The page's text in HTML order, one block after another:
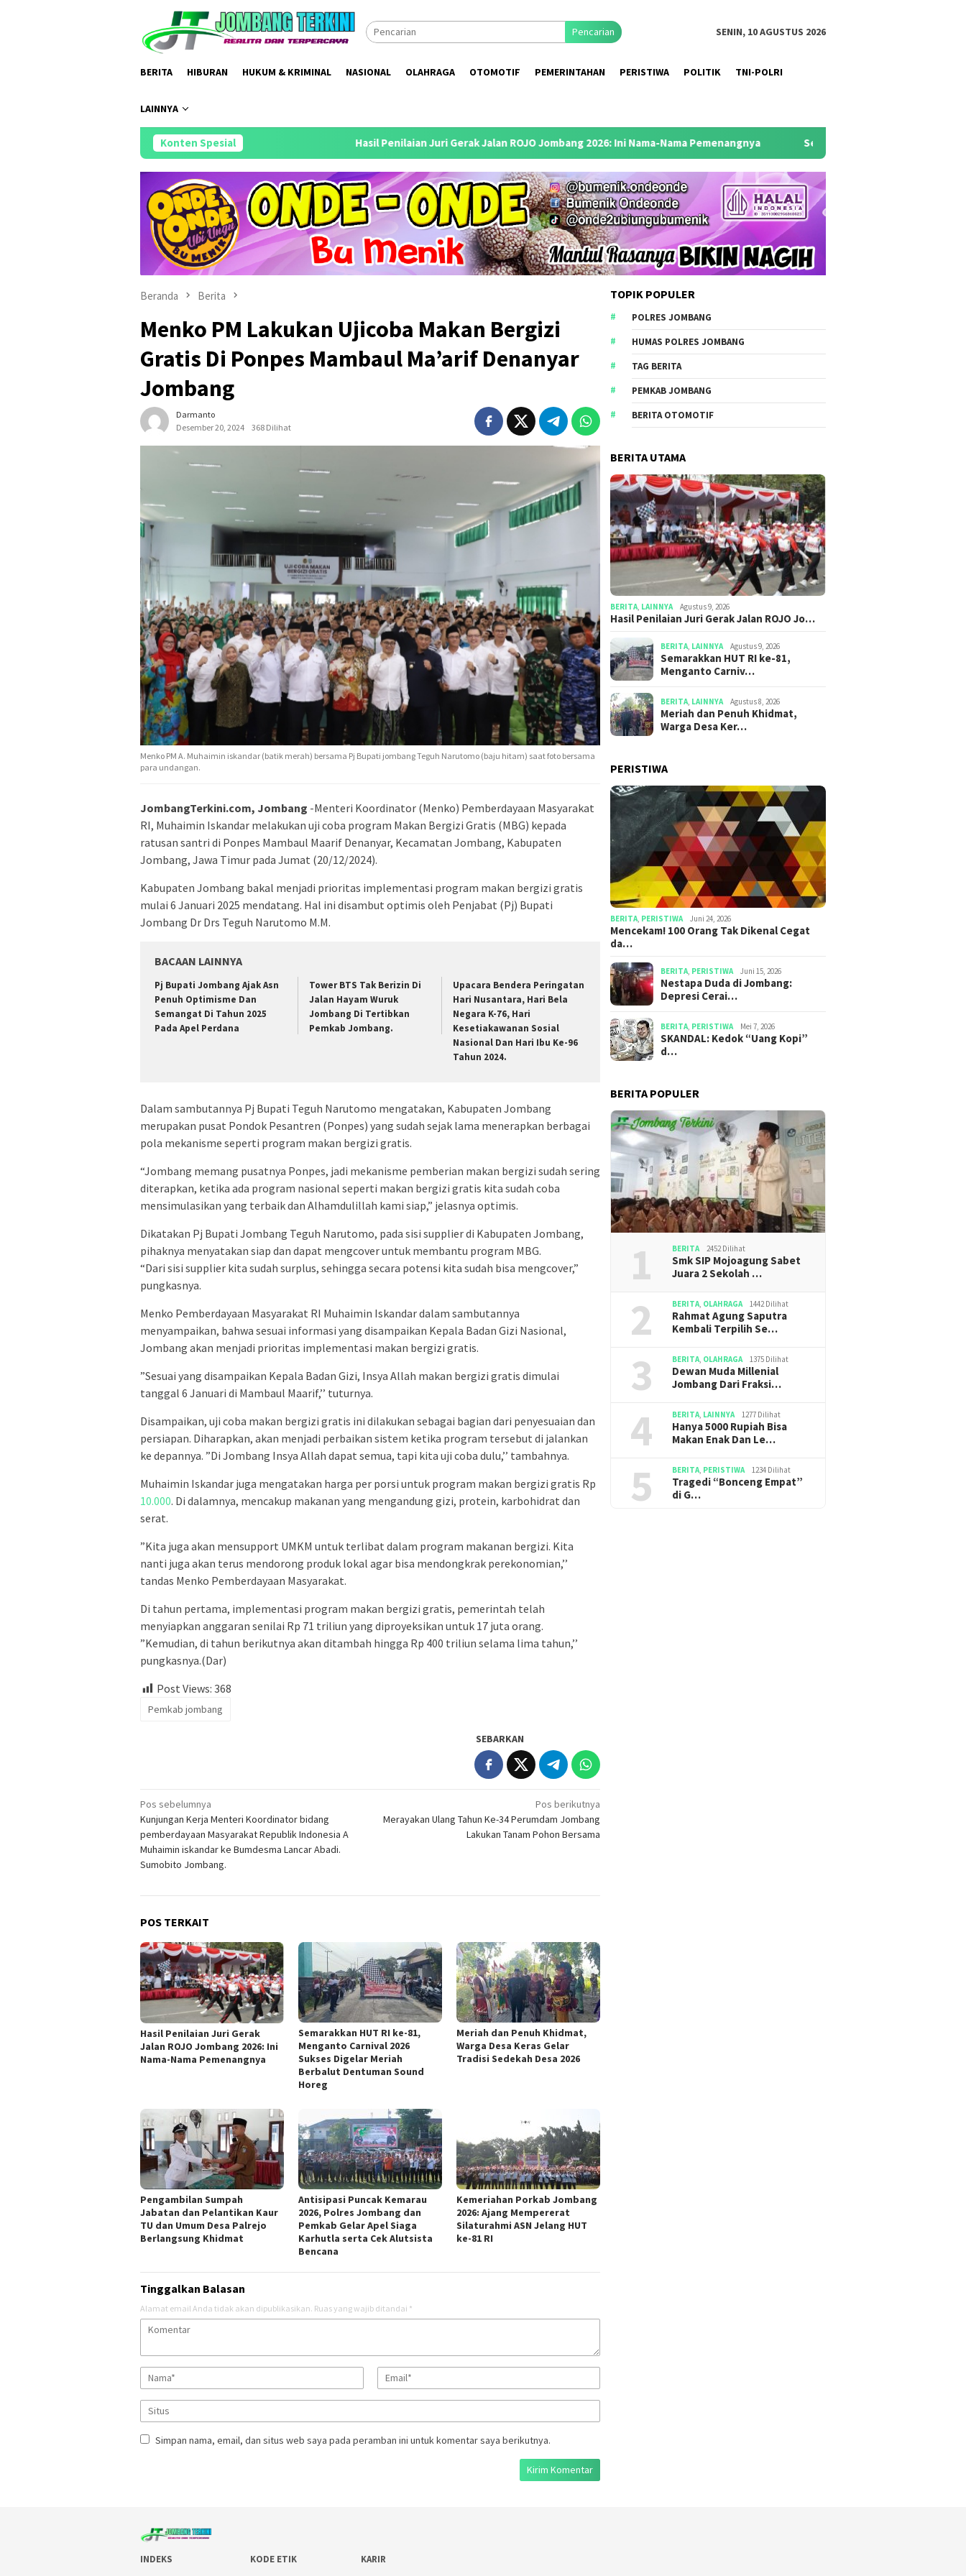
Pencarian SENIN, 10 AGUSTUS 2026
BERITA HIBURAN HUKUM & KRIMINAL NASIONAL OLAHRAGA OTOMOTIF PEMERINTAHAN PERISTIWA POLITIK TNI-POLRI
LAINNYA
Konten Spesial Hasil Penilaian Juri Gerak Jalan ROJO Jombang 2026: Ini Nama-Nama Pemenangnya Semarakkan HUT RI ke-81, Menganto Carnival
Beranda Berita
Menko PM Lakukan Ujicoba Makan Bergizi
Gratis Di Ponpes Mambaul Ma’arif Denanyar
Jombang
Darmanto
Desember 20, 2024
368 Dilihat
Menko PM A. Muhaimin iskandar (batik merah) bersama Pj Bupati jombang Teguh Narutomo (baju hitam) saat foto bersama
para undangan.
JombangTerkini.com, Jombang -Menteri Koordinator (Menko) Pemberdayaan Masyarakat
RI, Muhaimin Iskandar melakukan uji coba program Makan Bergizi Gratis (MBG) kepada
ratusan santri di Ponpes Mambaul Maarif Denanyar, Kecamatan Jombang, Kabupaten
Jombang, Jawa Timur pada Jumat (20/12/2024).
Kabupaten Jombang bakal menjadi prioritas implementasi program makan bergizi gratis
mulai 6 Januari 2025 mendatang. Hal ini disambut optimis oleh Penjabat (Pj) Bupati
Jombang Dr Drs Teguh Narutomo M.M.
BACAAN LAINNYA
Pj Bupati Jombang Ajak Asn
Penuh Optimisme Dan
Semangat Di Tahun 2025
Pada Apel Perdana
Tower BTS Tak Berizin Di
Jalan Hayam Wuruk
Jombang Di Tertibkan
Pemkab Jombang.
Upacara Bendera Peringatan
Hari Nusantara, Hari Bela
Negara K-76, Hari
Kesetiakawanan Sosial
Nasional Dan Hari Ibu Ke-96
Tahun 2024.
Dalam sambutannya Pj Bupati Teguh Narutomo mengatakan, Kabupaten Jombang
merupakan pusat Pondok Pesantren (Ponpes) yang sudah sejak lama menerapkan berbagai
pola mekanisme seperti program makan bergizi gratis.
“Jombang memang pusatnya Ponpes, jadi mekanisme pemberian makan bergizi sudah sering
diterapkan, ketika ada program nasional seperti makan bergizi gratis kita sudah coba
mensimulasikan yang terbaik dan Alhamdulillah kami siap,” jelasnya optimis.
Dikatakan Pj Bupati Jombang Teguh Narutomo, pada sisi supplier di Kabupaten Jombang,
pihaknya menyatakan siap dan dapat mengcover untuk membantu program MBG.
“Dari sisi supplier kita sudah surplus, sehingga secara potensi kita sudah bisa mengcover,”
pungkasnya.
Menko Pemberdayaan Masyarakat RI Muhaimin Iskandar dalam sambutannya
menyampaikan, bahwa sesuai informasi yang disampaikan Kepala Badan Gizi Nasional,
Jombang akan menjadi prioritas implementasi makan bergizi gratis.
”Sesuai yang disampaikan Kepala Badan Gizi, Insya Allah makan bergizi gratis dimulai
tanggal 6 Januari di Mambaul Maarif,’’ tuturnya.
Disampaikan, uji coba makan bergizi gratis ini dilakukan sebagai bagian dari penyesuaian dan
persiapan. Diharapkan, akan menjadi perbaikan sistem ketika program tersebut di jalankan
ke depannya. ”Di Jombang Insya Allah dapat semua, tapi kita uji coba dulu,’’ tambahnya.
Muhaimin Iskandar juga mengatakan harga per porsi untuk program makan bergizi gratis Rp
10.000. Di dalamnya, mencakup makanan yang mengandung gizi, protein, karbohidrat dan
serat.
”Kita juga akan mensupport UMKM untuk terlibat dalam program makanan bergizi. Kita
nanti juga akan terus mendorong produk lokal agar bisa mendongkrak perekonomian,’’
tandas Menko Pemberdayaan Masyarakat.
Di tahun pertama, implementasi program makan bergizi gratis, pemerintah telah
menyiapkan anggaran senilai Rp 71 triliun yang diproyeksikan untuk 17 juta orang.
”Kemudian, di tahun berikutnya akan ditambah hingga Rp 400 triliun selama lima tahun,’’
pungkasnya.(Dar)
Post Views: 368
Pemkab jombang
SEBARKAN
Navigasi
pos
Pos sebelumnya
Kunjungan Kerja Menteri Koordinator bidang
pemberdayaan Masyarakat Republik Indonesia A
Muhaimin iskandar ke Bumdesma Lancar Abadi.
Sumobito Jombang.
Pos berikutnya
Merayakan Ulang Tahun Ke-34 Perumdam Jombang
Lakukan Tanam Pohon Bersama
POS TERKAIT
Hasil Penilaian Juri Gerak
Jalan ROJO Jombang 2026: Ini
Nama-Nama Pemenangnya
Semarakkan HUT RI ke-81,
Menganto Carnival 2026
Sukses Digelar Meriah
Berbalut Dentuman Sound
Horeg
Meriah dan Penuh Khidmat,
Warga Desa Keras Gelar
Tradisi Sedekah Desa 2026
Pengambilan Sumpah
Jabatan dan Pelantikan Kaur
TU dan Umum Desa Palrejo
Berlangsung Khidmat
Antisipasi Puncak Kemarau
2026, Polres Jombang dan
Pemkab Gelar Apel Siaga
Karhutla serta Cek Alutsista
Bencana
Kemeriahan Porkab Jombang
2026: Ajang Mempererat
Silaturahmi ASN Jelang HUT
ke-81 RI
Tinggalkan Balasan
Alamat email Anda tidak akan dipublikasikan. Ruas yang wajib ditandai *
Simpan nama, email, dan situs web saya pada peramban ini untuk komentar saya berikutnya.
TOPIK POPULER
POLRES JOMBANG
HUMAS POLRES JOMBANG
TAG BERITA
PEMKAB JOMBANG
BERITA OTOMOTIF
BERITA UTAMA
BERITA, LAINNYA Agustus 9, 2026
Hasil Penilaian Juri Gerak Jalan ROJO Jo…
BERITA, LAINNYA Agustus 9, 2026
Semarakkan HUT RI ke-81,
Menganto Carniv…
BERITA, LAINNYA Agustus 8, 2026
Meriah dan Penuh Khidmat,
Warga Desa Ker…
PERISTIWA
BERITA, PERISTIWA Juni 24, 2026
Mencekam! 100 Orang Tak Dikenal Cegat
da…
BERITA, PERISTIWA Juni 15, 2026
​​Nestapa Duda di Jombang:
Depresi Cerai…
BERITA, PERISTIWA Mei 7, 2026
SKANDAL: Kedok “Uang Kopi”
d…
BERITA POPULER
1 BERITA 2452 Dilihat
Smk SIP Mojoagung Sabet
Juara 2 Sekolah …
2 BERITA, OLAHRAGA 1442 Dilihat
Rahmat Agung Saputra
Kembali Terpilih Se…
3 BERITA, OLAHRAGA 1375 Dilihat
Dewan Muda Millenial
Jombang Dari Fraksi…
4 BERITA, LAINNYA 1277 Dilihat
Hanya 5000 Rupiah Bisa
Makan Enak Dan Le…
5 BERITA, PERISTIWA 1234 Dilihat
Tragedi “Bonceng Empat”
di G…
INDEKS KODE ETIK
KARIR